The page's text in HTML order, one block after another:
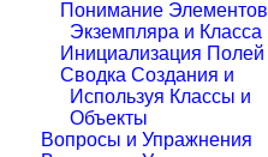
Понимание Элементов
Экземпляра и Класса
Инициализация Полей
Сводка Создания и
Используя Классы и
Объекты
Вопросы и Упражнения